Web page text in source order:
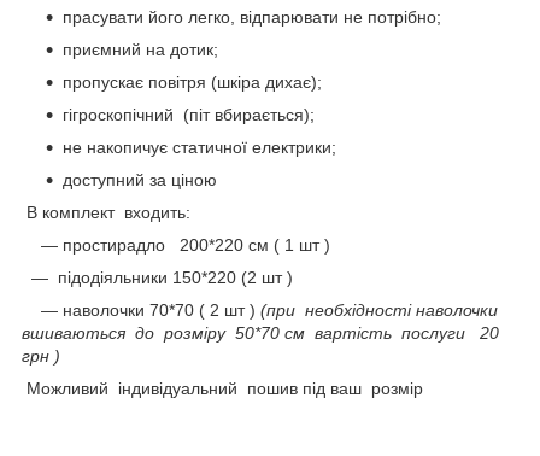
прасувати його легко, відпарювати не потрібно;
приємний на дотик;
пропускає повітря (шкіра дихає);
гігроскопічний (піт вбирається);
не накопичує статичної електрики;
доступний за ціною
В комплект входить:
― простирадло 200*220 см ( 1 шт )
― підодіяльники 150*220 (2 шт )
― наволочки 70*70 ( 2 шт ) (при необхідності наволочки
вшиваються до розміру 50*70 см вартість послуги 20
грн )
Можливий індивідуальний пошив під ваш розмір